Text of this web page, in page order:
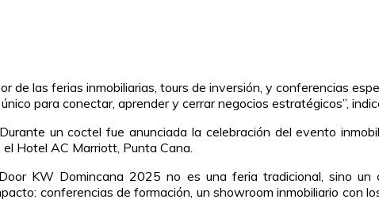
de las ferias inmobiliarias, tours de inversión, y conferencias
para conectar, aprender y cerrar negocios estratégicos”,
un coctel fue anunciada la celebración del evento
Hotel AC Marriott, Punta Cana.
KW Domincana 2025 no es una feria tradicional, sino un
conferencias de formación, un showroom inmobiliario con